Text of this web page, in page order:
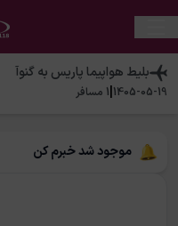
بلیط هواپیماپاریس به گنوآ
1405-05-19
|
1 مسافر
موجود شد خبرم کن